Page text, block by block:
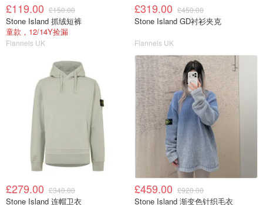
£119.00 £150.00
Stone Island 抓绒短裤
童款，12/14Y捡漏
Flannels UK
£319.00 £450.00
Stone Island GD衬衫夹克
Flannels UK
£279.00 £340.00
Stone Island 连帽卫衣
£459.00 £920.00
Stone Island 渐变色针织毛衣